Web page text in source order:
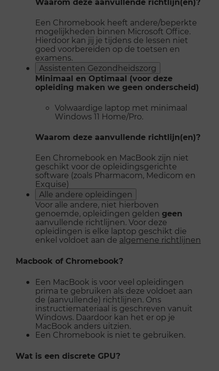
Een Chromebook heeft andere/beperkte
mogelijkheden binnen Microsoft Office.
Hierdoor kan jij je tijdens de lessen niet
goed voorbereiden op de toetsen en
examens.
Assistenten Gezondheidszorg
Minimaal en Optimaal (voor deze
opleiding maken we geen onderscheid)
Volwaardige laptop met minimaal
Windows 11 Home/Pro.
Waarom deze aanvullende richtlijn(en)?
Een Chromebook en MacBook zijn niet
geschikt voor de opleidingsgerichte
software (zoals Pharmacom, Medicom en
Exquise)
Alle andere opleidingen
Voor alle andere, niet hierboven
genoemde, opleidingen gelden geen
aanvullende richtlijnen. Voor deze
opleidingen is elke laptop geschikt die
enkel voldoet aan de algemene richtlijnen
Macbook of Chromebook?
Een MacBook is voor veel opleidingen
prima te gebruiken als deze voldoet aan
de (aanvullende) richtlijnen. Ons
instructiemateriaal is geschreven vanuit
Windows. Daardoor kan het er op je
MacBook anders uitzien.
Een Chromebook is niet te gebruiken.
Wat is een discrete GPU?